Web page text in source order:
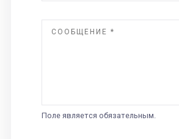
Поле является обязательным.